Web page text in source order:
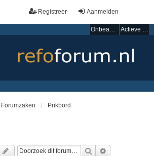
Aanmelden
Registreer
Onbeantwoorde onderwerpen Actieve onderwerpen
Forumzaken Prikbord
Zoek